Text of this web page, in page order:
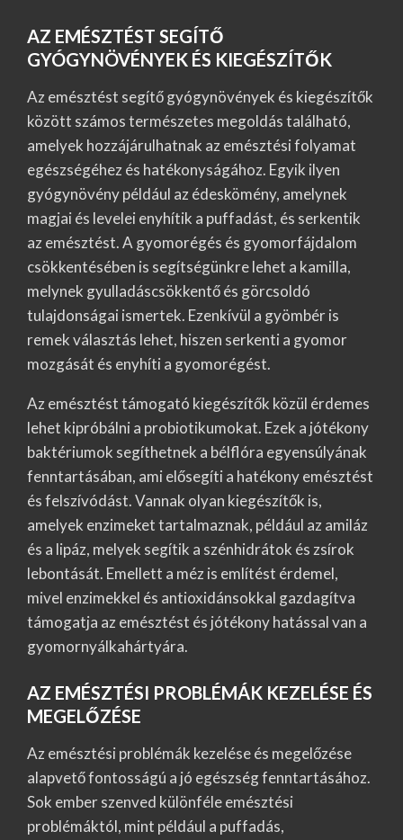
AZ EMÉSZTÉST SEGÍTŐ
GYÓGYNÖVÉNYEK ÉS KIEGÉSZÍTŐK
Az emésztést segítő gyógynövények és kiegészítők
között számos természetes megoldás található,
amelyek hozzájárulhatnak az emésztési folyamat
egészségéhez és hatékonyságához. Egyik ilyen
gyógynövény például az édeskömény, amelynek
magjai és levelei enyhítik a puffadást, és serkentik
az emésztést. A gyomorégés és gyomorfájdalom
csökkentésében is segítségünkre lehet a kamilla,
melynek gyulladáscsökkentő és görcsoldó
tulajdonságai ismertek. Ezenkívül a gyömbér is
remek választás lehet, hiszen serkenti a gyomor
mozgását és enyhíti a gyomorégést.
Az emésztést támogató kiegészítők közül érdemes
lehet kipróbálni a probiotikumokat. Ezek a jótékony
baktériumok segíthetnek a bélflóra egyensúlyának
fenntartásában, ami elősegíti a hatékony emésztést
és felszívódást. Vannak olyan kiegészítők is,
amelyek enzimeket tartalmaznak, például az amiláz
és a lipáz, melyek segítik a szénhidrátok és zsírok
lebontását. Emellett a méz is említést érdemel,
mivel enzimekkel és antioxidánsokkal gazdagítva
támogatja az emésztést és jótékony hatással van a
gyomornyálkahártyára.
AZ EMÉSZTÉSI PROBLÉMÁK KEZELÉSE ÉS
MEGELŐZÉSE
Az emésztési problémák kezelése és megelőzése
alapvető fontosságú a jó egészség fenntartásához.
Sok ember szenved különféle emésztési
problémáktól, mint például a puffadás,